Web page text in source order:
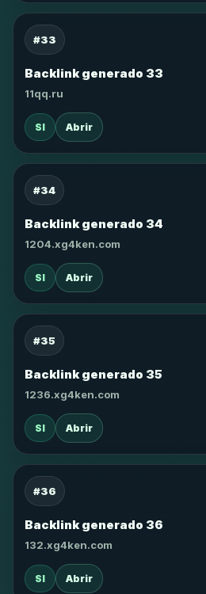
#33
Backlink generado 33
11qq.ru
SI Abrir
#34
Backlink generado 34
1204.xg4ken.com
SI Abrir
#35
Backlink generado 35
1236.xg4ken.com
SI Abrir
#36
Backlink generado 36
132.xg4ken.com
SI Abrir